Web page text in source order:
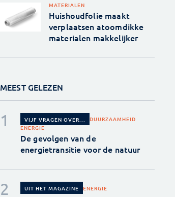
MATERIALEN
Huishoudfolie maakt
verplaatsen atoomdikke
materialen makkelijker
MEEST GELEZEN
VIJF VRAGEN OVER...
DUURZAAMHEID
ENERGIE
De gevolgen van de
energietransitie voor de natuur
UIT HET MAGAZINE ENERGIE